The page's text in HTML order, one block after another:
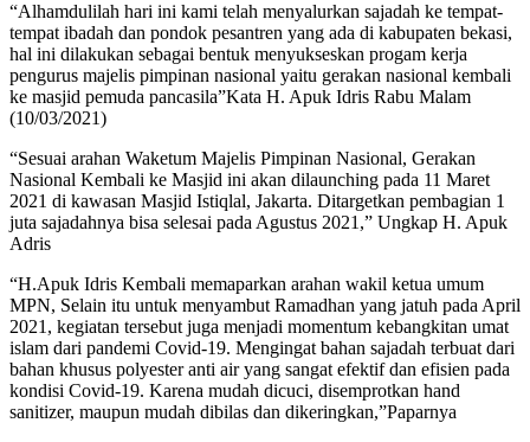
“Alhamdulilah hari ini kami telah menyalurkan sajadah ke tempat-
tempat ibadah dan pondok pesantren yang ada di kabupaten bekasi,
hal ini dilakukan sebagai bentuk menyukseskan progam kerja
pengurus majelis pimpinan nasional yaitu gerakan nasional kembali
ke masjid pemuda pancasila”Kata H. Apuk Idris Rabu Malam
(10/03/2021)
“Sesuai arahan Waketum Majelis Pimpinan Nasional, Gerakan
Nasional Kembali ke Masjid ini akan dilaunching pada 11 Maret
2021 di kawasan Masjid Istiqlal, Jakarta. Ditargetkan pembagian 1
juta sajadahnya bisa selesai pada Agustus 2021,” Ungkap H. Apuk
Adris
“H.Apuk Idris Kembali memaparkan arahan wakil ketua umum
MPN, Selain itu untuk menyambut Ramadhan yang jatuh pada April
2021, kegiatan tersebut juga menjadi momentum kebangkitan umat
islam dari pandemi Covid-19. Mengingat bahan sajadah terbuat dari
bahan khusus polyester anti air yang sangat efektif dan efisien pada
kondisi Covid-19. Karena mudah dicuci, disemprotkan hand
sanitizer, maupun mudah dibilas dan dikeringkan,”Paparnya